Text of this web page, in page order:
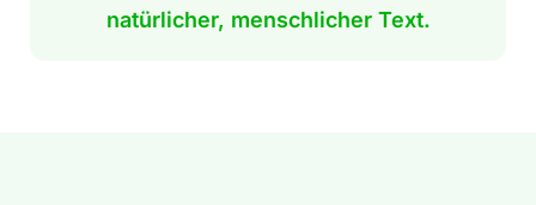
natürlicher, menschlicher Text.